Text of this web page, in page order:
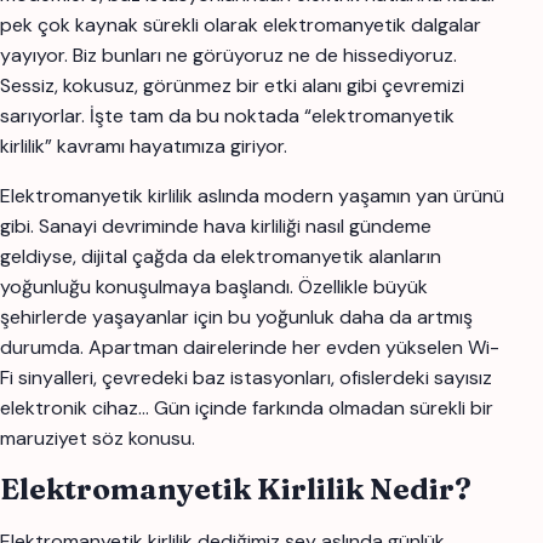
pek çok kaynak sürekli olarak elektromanyetik dalgalar
yayıyor. Biz bunları ne görüyoruz ne de hissediyoruz.
Sessiz, kokusuz, görünmez bir etki alanı gibi çevremizi
sarıyorlar. İşte tam da bu noktada “elektromanyetik
kirlilik” kavramı hayatımıza giriyor.
Elektromanyetik kirlilik aslında modern yaşamın yan ürünü
gibi. Sanayi devriminde hava kirliliği nasıl gündeme
geldiyse, dijital çağda da elektromanyetik alanların
yoğunluğu konuşulmaya başlandı. Özellikle büyük
şehirlerde yaşayanlar için bu yoğunluk daha da artmış
durumda. Apartman dairelerinde her evden yükselen Wi-
Fi sinyalleri, çevredeki baz istasyonları, ofislerdeki sayısız
elektronik cihaz… Gün içinde farkında olmadan sürekli bir
maruziyet söz konusu.
Elektromanyetik Kirlilik Nedir?